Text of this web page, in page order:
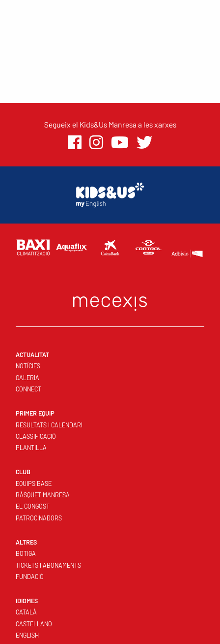
Segueix el Kids&Us Manresa a les xarxes
ACTUALITAT
NOTÍCIES
GALERIA
CONNECT
PRIMER EQUIP
RESULTATS I CALENDARI
CLASSIFICACIÓ
PLANTILLA
CLUB
EQUIPS BASE
BÀSQUET MANRESA
EL CONGOST
PATROCINADORS
ALTRES
BOTIGA
TICKETS I ABONAMENTS
FUNDACIÓ
IDIOMES
CATALÀ
CASTELLANO
ENGLISH